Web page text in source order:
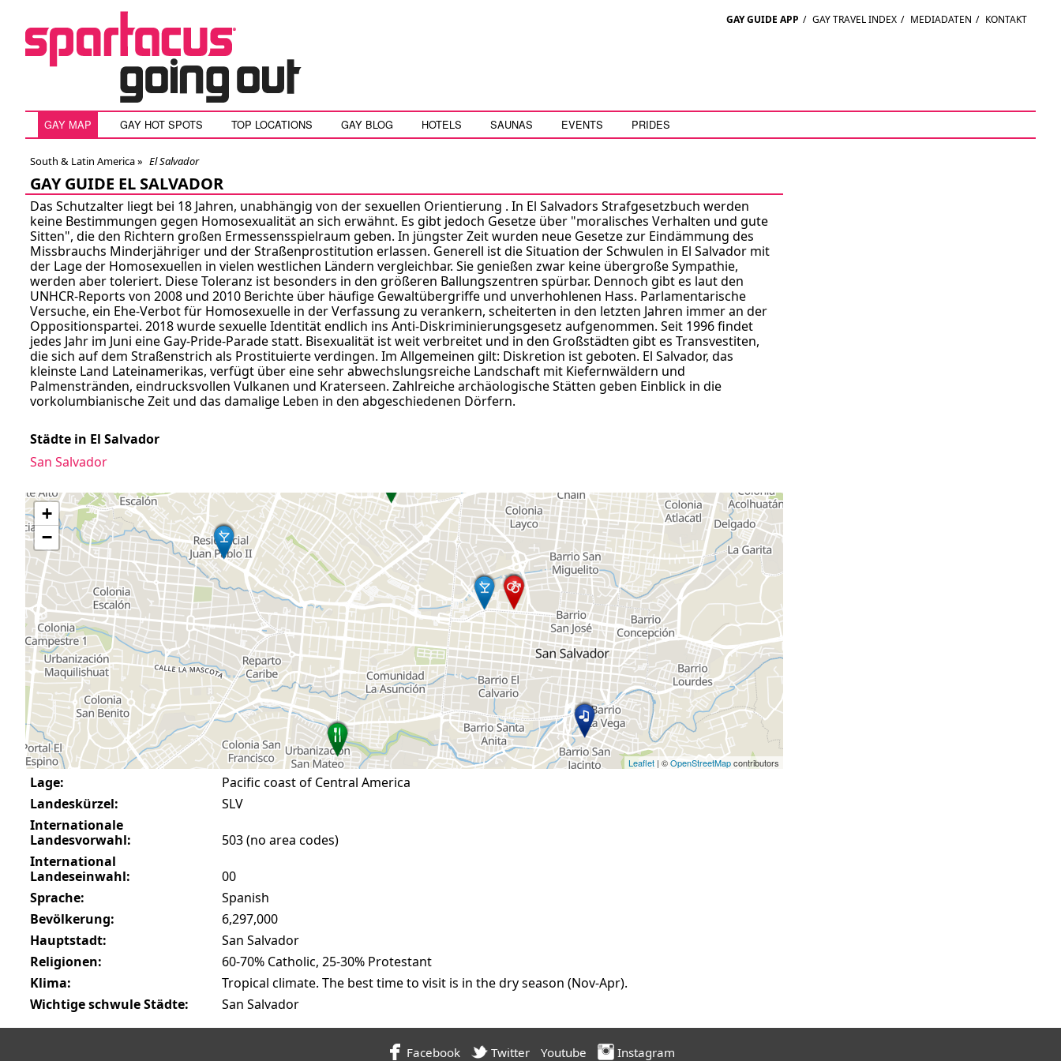
GAY GUIDE APP / GAY TRAVEL INDEX / MEDIADATEN / KONTAKT
GAY MAP GAY HOT SPOTS TOP LOCATIONS GAY BLOG HOTELS SAUNAS EVENTS PRIDES
South & Latin America » El Salvador
GAY GUIDE EL SALVADOR
Das Schutzalter liegt bei 18 Jahren, unabhängig von der sexuellen Orientierung . In El Salvadors Strafgesetzbuch werden
keine Bestimmungen gegen Homosexualität an sich erwähnt. Es gibt jedoch Gesetze über "moralisches Verhalten und gute
Sitten", die den Richtern großen Ermessensspielraum geben. In jüngster Zeit wurden neue Gesetze zur Eindämmung des
Missbrauchs Minderjähriger und der Straßenprostitution erlassen. Generell ist die Situation der Schwulen in El Salvador mit
der Lage der Homosexuellen in vielen westlichen Ländern vergleichbar. Sie genießen zwar keine übergroße Sympathie,
werden aber toleriert. Diese Toleranz ist besonders in den größeren Ballungszentren spürbar. Dennoch gibt es laut den
UNHCR-Reports von 2008 und 2010 Berichte über häufige Gewaltübergriffe und unverhohlenen Hass. Parlamentarische
Versuche, ein Ehe-Verbot für Homosexuelle in der Verfassung zu verankern, scheiterten in den letzten Jahren immer an der
Oppositionspartei. 2018 wurde sexuelle Identität endlich ins Anti-Diskriminierungsgesetz aufgenommen. Seit 1996 findet
jedes Jahr im Juni eine Gay-Pride-Parade statt. Bisexualität ist weit verbreitet und in den Großstädten gibt es Transvestiten,
die sich auf dem Straßenstrich als Prostituierte verdingen. Im Allgemeinen gilt: Diskretion ist geboten. El Salvador, das
kleinste Land Lateinamerikas, verfügt über eine sehr abwechslungsreiche Landschaft mit Kiefernwäldern und
Palmenstränden, eindrucksvollen Vulkanen und Kraterseen. Zahlreiche archäologische Stätten geben Einblick in die
vorkolumbianische Zeit und das damalige Leben in den abgeschiedenen Dörfern.
Städte in El Salvador
San Salvador
+
−
Leaflet | ©OpenStreetMapcontributors
Lage:
Pacific coast of Central America
Landeskürzel:
SLV
Internationale
Landesvorwahl:
503 (no area codes)
International
Landeseinwahl:
00
Sprache:
Spanish
Bevölkerung:
6,297,000
Hauptstadt:
San Salvador
Religionen:
60-70% Catholic, 25-30% Protestant
Klima:
Tropical climate. The best time to visit is in the dry season (Nov-Apr).
Wichtige schwule Städte:
San Salvador
Facebook Twitter Youtube Instagram